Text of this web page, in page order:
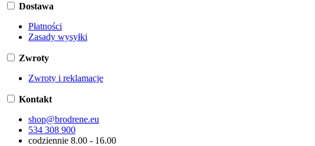
Dostawa
Płatności
Zasady wysyłki
Zwroty
Zwroty i reklamacje
Kontakt
shop@brodrene.eu
534 308 900
codziennie 8.00 - 16.00